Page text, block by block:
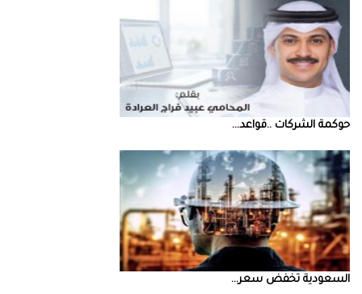
حوكمة‭ ‬الشركات‭.. ‬قواعد‭ ...
السعودية‭ ‬تخفض‭ ‬سعر‭ ...